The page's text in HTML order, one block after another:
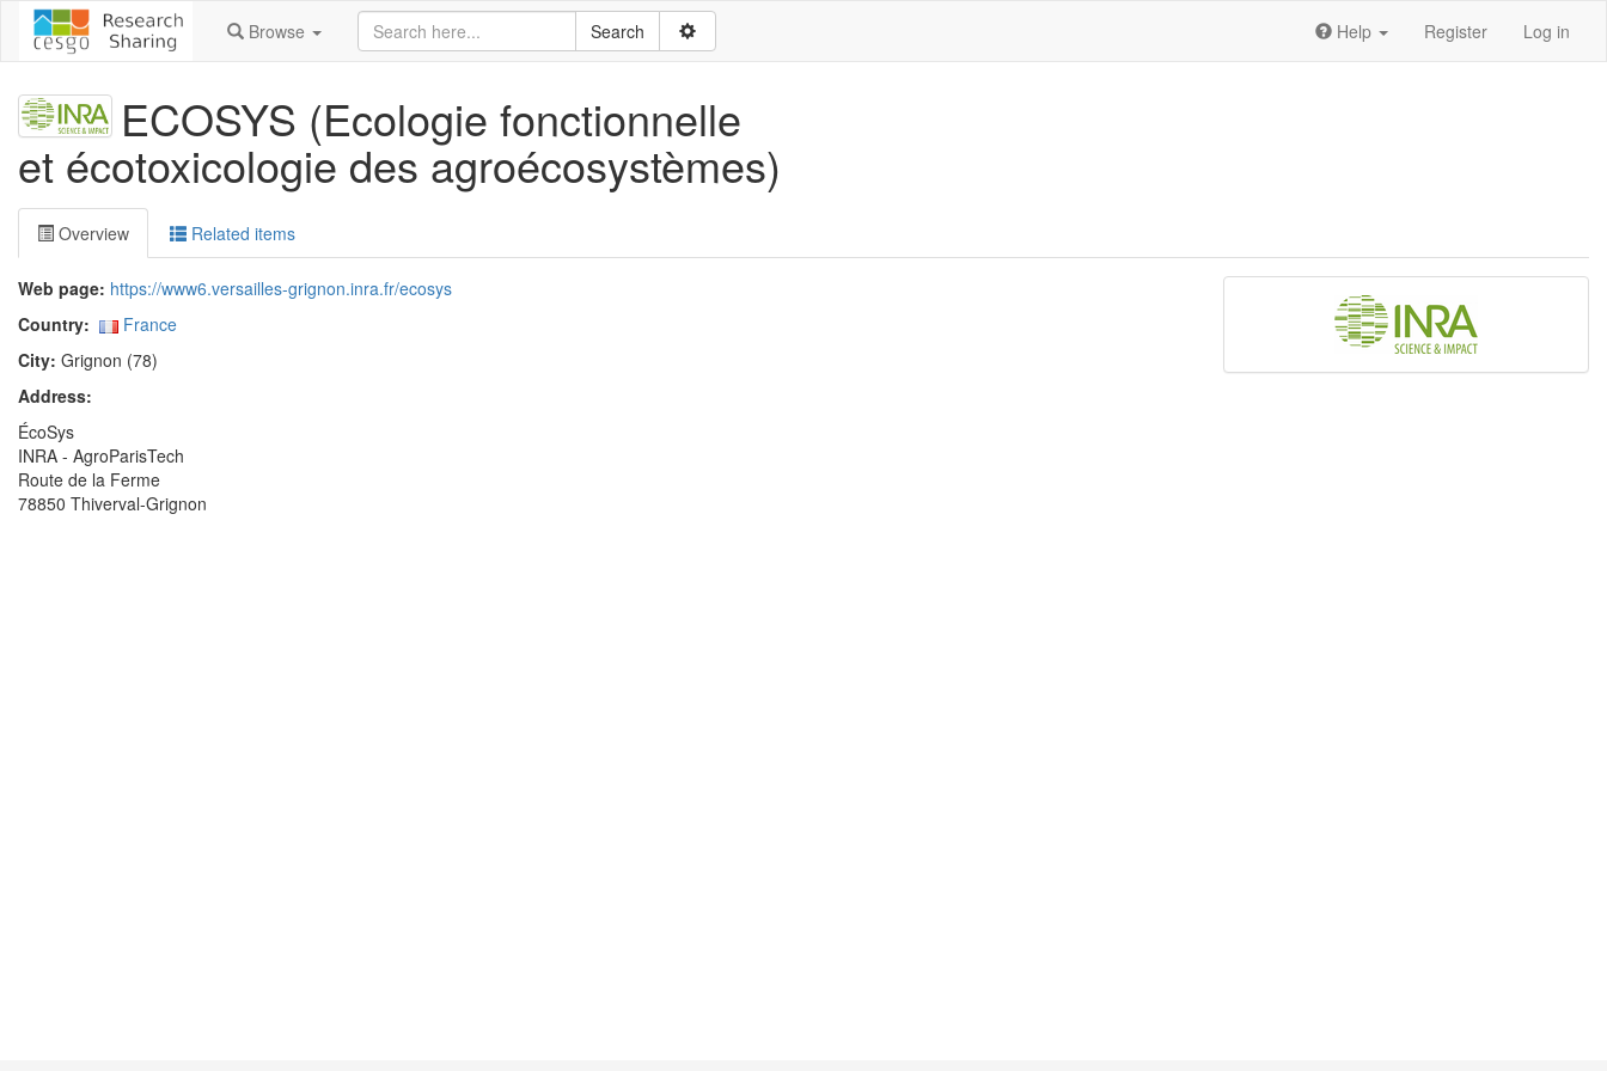
Browse Help Register Log in
ECOSYS (Ecologie fonctionnelle
et écotoxicologie des agroécosystèmes)
Overview Related items
Web page: https://www6.versailles-grignon.inra.fr/ecosys
Country:
France
City: Grignon (78)
Address:
ÉcoSys
INRA - AgroParisTech
Route de la Ferme
78850 Thiverval-Grignon